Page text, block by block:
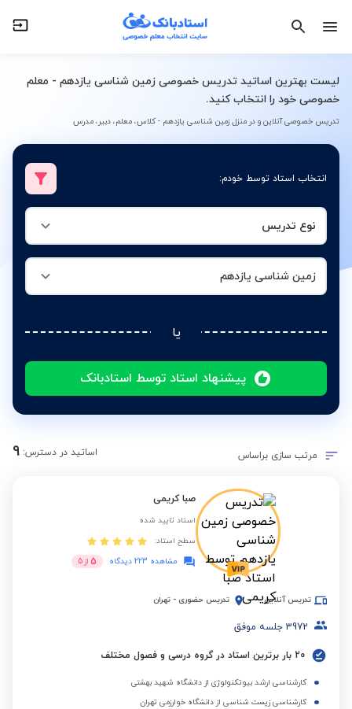
لیست بهترین اساتید تدریس خصوصی زمین شناسی یازدهم - معلم
خصوصی خود را انتخاب کنید.
تدریس خصوصی آنلاین و در منزل زمین شناسی یازدهم - کلاس، معلم، دبیر، مدرس
انتخاب استاد توسط خودم:
نوع تدریس
زمین شناسی یازدهم
یا
پیشنهاد استاد توسط استادبانک
زمین شناسی یازدهم
مرتب سازی براساس اساتید در دسترس: 9
صبا کریمی
استاد تایید شده
سطح استاد:
مشاهده 223 دیدگاه
5 از 5
تدریس آنلاین تدریس حضوری - تهران
3972 جلسه موفق
20 بار برترین استاد در گروه درسی و فصول مختلف
کارشناسی ارشد بیوتکنولوژی از دانشگاه شهید بهشتی
کارشناسی زیست شناسی از دانشگاه خوارزمی تهران